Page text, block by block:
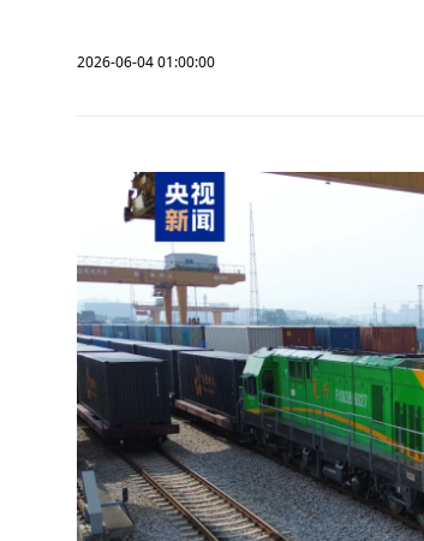
2026-06-04 01:00:00